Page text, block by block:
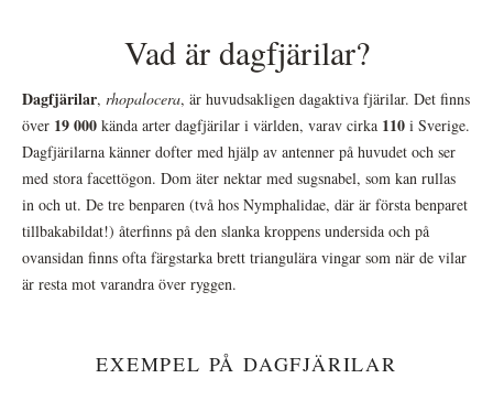
Vad är dagfjärilar?
Dagfjärilar, rhopalocera, är huvudsakligen dagaktiva fjärilar. Det finns
över 19 000 kända arter dagfjärilar i världen, varav cirka 110 i Sverige.
Dagfjärilarna känner dofter med hjälp av antenner på huvudet och ser
med stora facettögon. Dom äter nektar med sugsnabel, som kan rullas
in och ut. De tre benparen (två hos Nymphalidae, där är första benparet
tillbakabildat!) återfinns på den slanka kroppens undersida och på
ovansidan finns ofta färgstarka brett triangulära vingar som när de vilar
är resta mot varandra över ryggen.
EXEMPEL PÅ DAGFJÄRILAR